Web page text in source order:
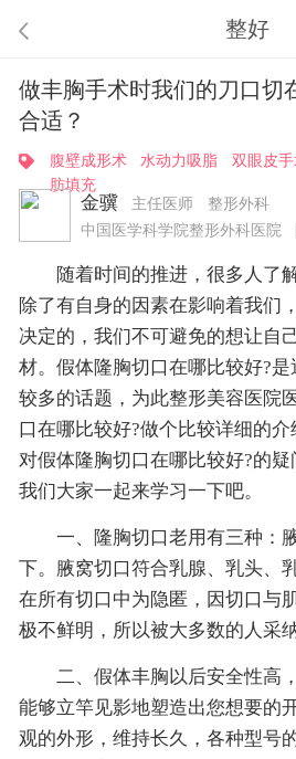
整好
做丰胸手术时我们的刀口切
合适？
腹壁成形术 水动力吸脂 双眼皮
肪填充
金骥 主任医师
整形外科
中国医学科学院整形外科医院
随着时间的推进，很多人了
除了有自身的因素在影响着我们
决定的，我们不可避免的想让自
材。假体隆胸切口在哪比较好?
较多的话题，为此整形美容医院
口在哪比较好?做个比较详细的
对假体隆胸切口在哪比较好?的
我们大家一起来学习一下吧。
一、隆胸切口老用有三种：
下。腋窝切口符合乳腺、乳头、
在所有切口中为隐匿，因切口与
极不鲜明，所以被大多数的人采纳
二、假体丰胸以后安全性高，
能够立竿见影地塑造出您想要的
观的外形，维持长久，各种型号